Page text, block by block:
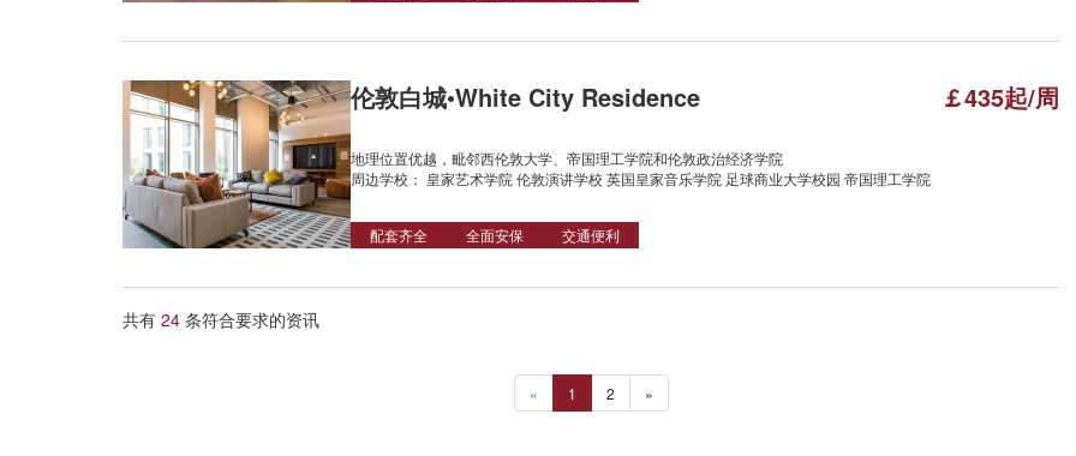
伦敦白城•White City Residence
地理位置优越，毗邻西伦敦大学、帝国理工学院和伦敦政治经济学院
周边学校： 皇家艺术学院 伦敦演讲学校 英国皇家音乐学院 足球商业大学校园 帝国理工学院
配套齐全 全面安保 交通便利
￡435起/周
共有 24 条符合要求的资讯
« 1 2 »